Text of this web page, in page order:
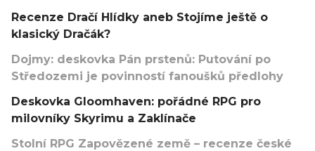
Recenze Dračí Hlídky aneb Stojíme ještě o
klasický Dračák?
Dojmy: deskovka Pán prstenů: Putování po
Středozemi je povinností fanoušků předlohy
Deskovka Gloomhaven: pořádné RPG pro
milovníky Skyrimu a Zaklínače
Stolní RPG Zapovězené země – recenze české